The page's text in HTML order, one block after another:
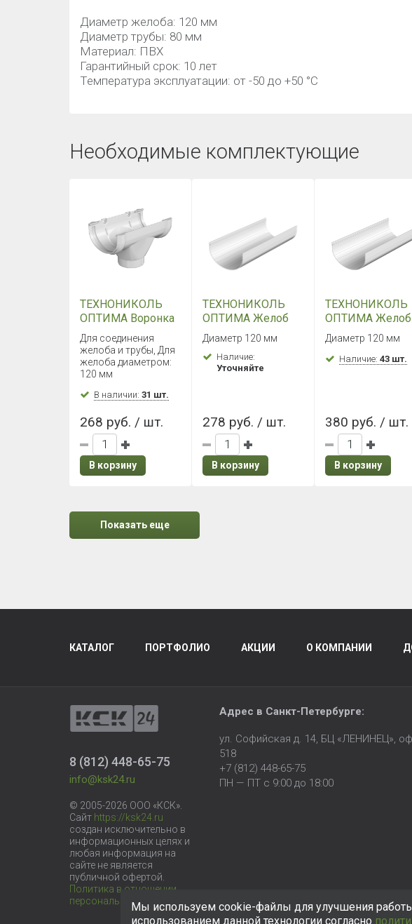
Диаметр желоба: 120 мм
Диаметр трубы: 80 мм
Материал: ПВХ
Гарантийный срок: 10 лет
Температура эксплуатации: от -50 до +50 °С
Необходимые комплектующие
ТЕХНОНИКОЛЬ
ОПТИМА Воронка
желоба (Белый)
Для соединения
желоба и трубы, Для
желоба диаметром:
120 мм
В наличии: 31 шт.
268 руб. / шт.
В корзину
ТЕХНОНИКОЛЬ
ОПТИМА Желоб
2000 мм (Белый)
Диаметр 120 мм
Наличие:
Уточняйте
278 руб. / шт.
В корзину
ТЕХНОНИКОЛЬ
ОПТИМА Желоб
3000 мм (Белый)
Диаметр 120 мм
Наличие:43 шт.
380 руб. / шт.
В корзину
Показать еще
КАТАЛОГ ПОРТФОЛИО АКЦИИ О КОМПАНИИ
8 (812) 448-65-75
info@ksk24.ru
© 2005-2026 ООО «КСК».
Сайт https://ksk24.ru
создан исключительно в
информационных целях и
любая информация на
сайте не является
публичной офертой.
Политика в отношении
персональных данных
Адрес в Санкт-Петербурге:
ул. Софийская д. 14, БЦ «ЛЕНИНЕЦ»,
518
+7 (812) 448-65-75
ПН — ПТ с 9:00 до 18:00
Мы используем cookie-файлы для улучшения работы
использованием данной технологии согласно